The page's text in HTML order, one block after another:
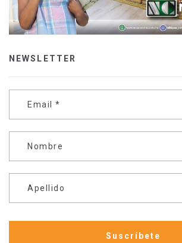
NEWSLETTER
Email *
Nombre
Apellido